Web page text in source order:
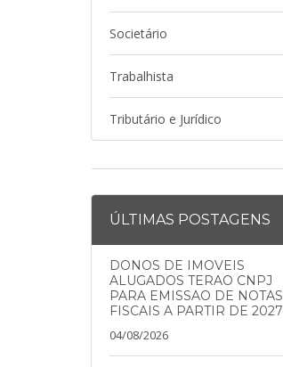
Societário
Trabalhista
Tributário e Jurídico
ÚLTIMAS POSTAGENS
DONOS DE IMOVEIS
ALUGADOS TERAO CNPJ
PARA EMISSAO DE NOTAS
FISCAIS A PARTIR DE 2027
04/08/2026